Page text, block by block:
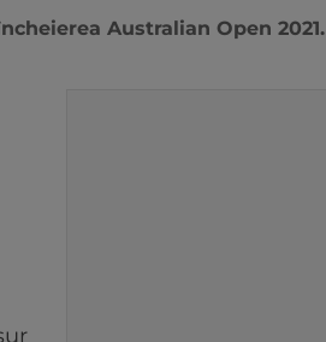
Australian Open 2021.